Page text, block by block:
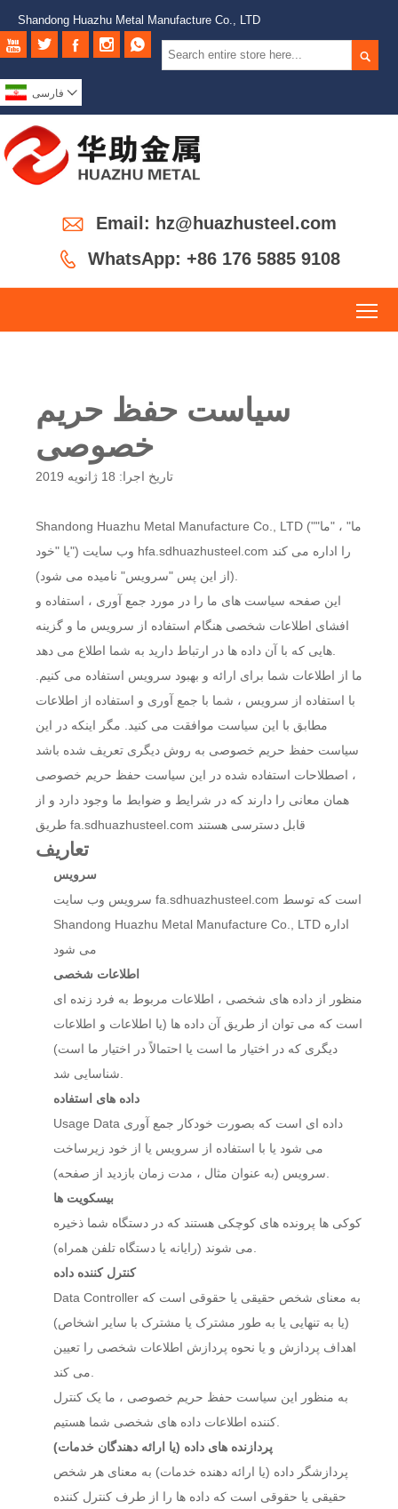
Shandong Huazhu Metal Manufacture Co., LTD

    
فارسی 
 Email: hz@huazhusteel.com
 WhatsApp: +86 176 5885 9108
سیاست حفظ حریم
خصوصی
تاریخ اجرا: 18 ژانویه 2019
Shandong Huazhu Metal Manufacture Co., LTD ("ما" ، "ما"
یا "خود") وب سایت hfa.sdhuazhusteel.com را اداره می کند
این صفحه سیاست های ما را در مورد جمع آوری ، استفاده و
افشای اطلاعات شخصی هنگام استفاده از سرویس ما و گزینه
ما از اطلاعات شما برای ارائه و بهبود سرویس استفاده می کنیم.
با استفاده از سرویس ، شما با جمع آوری و استفاده از اطلاعات
مطابق با این سیاست موافقت می کنید. مگر اینکه در این
سیاست حفظ حریم خصوصی به روش دیگری تعریف شده باشد
، اصطلاحات استفاده شده در این سیاست حفظ حریم خصوصی
همان معانی را دارند که در شرایط و ضوابط ما وجود دارد و از
طریق fa.sdhuazhusteel.com قابل دسترسی هستند
تعاریف
سرویس
سرویس وب سایت fa.sdhuazhusteel.com است که توسط
Shandong Huazhu Metal Manufacture Co., LTD اداره
می شود
اطلاعات شخصی
منظور از داده های شخصی ، اطلاعات مربوط به فرد زنده ای
است که می توان از طریق آن داده ها (یا اطلاعات و اطلاعات
دیگری که در اختیار ما است یا احتمالاً در اختیار ما است)
داده های استفاده
Usage Data داده ای است که بصورت خودکار جمع آوری
می شود یا با استفاده از سرویس یا از خود زیرساخت
بیسکویت ها
کوکی ها پرونده های کوچکی هستند که در دستگاه شما ذخیره
کنترل کننده داده
Data Controller به معنای شخص حقیقی یا حقوقی است که
(یا به تنهایی یا به طور مشترک یا مشترک با سایر اشخاص)
اهداف پردازش و یا نحوه پردازش اطلاعات شخصی را تعیین
به منظور این سیاست حفظ حریم خصوصی ، ما یک کنترل
پردازنده های داده (یا ارائه دهندگان خدمات)
پردازشگر داده (یا ارائه دهنده خدمات) به معنای هر شخص
حقیقی یا حقوقی است که داده ها را از طرف کنترل کننده